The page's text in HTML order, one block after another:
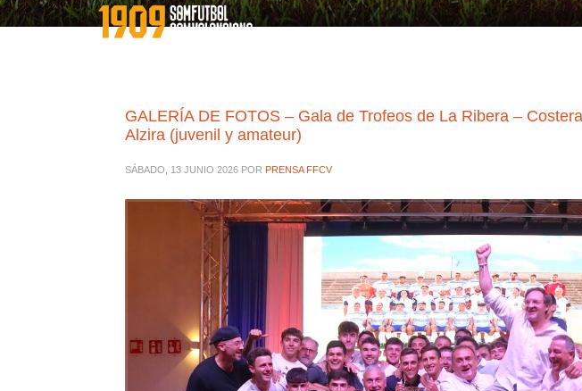
GALERÍA DE FOTOS – Gala de Trofeos de La Ribera –
Alzira (juvenil y amateur)
SÁBADO, 13 JUNIO 2026 POR PRENSA FFCV